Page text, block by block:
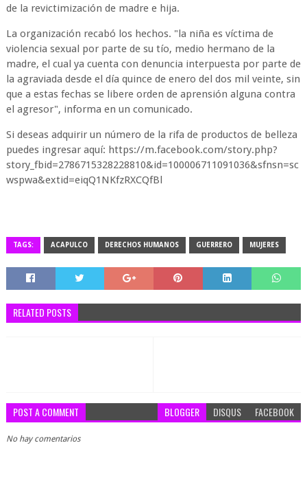
de la revictimización de madre e hija.
La organización recabó los hechos. "la niña es víctima de
violencia sexual por parte de su tío, medio hermano de la
madre, el cual ya cuenta con denuncia interpuesta por parte de
la agraviada desde el día quince de enero del dos mil veinte, sin
que a estas fechas se libere orden de aprensión alguna contra
el agresor", informa en un comunicado.
Si deseas adquirir un número de la rifa de productos de belleza
puedes ingresar aquí: https://m.facebook.com/story.php?
story_fbid=2786715328228810&id=100006711091036&sfnsn=sc
wspwa&extid=eiqQ1NKfzRXCQfBl
TAGS: ACAPULCO DERECHOS HUMANOS GUERRERO MUJERES
RELATED POSTS
POST A COMMENT BLOGGER DISQUS FACEBOOK
No hay comentarios